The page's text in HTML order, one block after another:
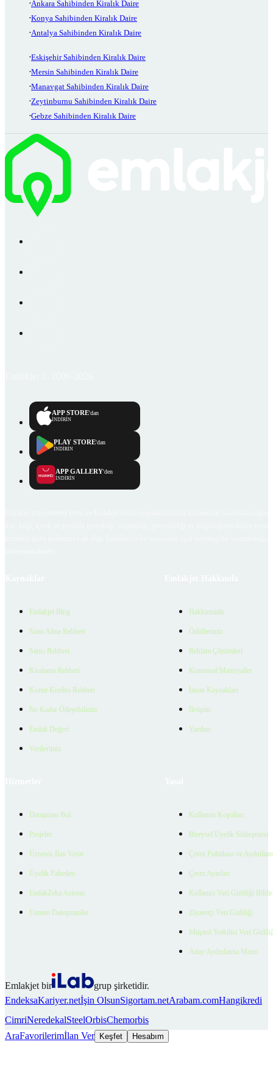
Ankara Sahibinden Kiralık Daire
Konya Sahibinden Kiralık Daire
Antalya Sahibinden Kiralık Daire
Eskişehir Sahibinden Kiralık Daire
Mersin Sahibinden Kiralık Daire
Manavgat Sahibinden Kiralık Daire
Zeytinburnu Sahibinden Kiralık Daire
Gebze Sahibinden Kiralık Daire
APP STORE'dan
İNDİRİN
PLAY STORE'dan
İNDİRİN
APP GALLERY'den
İNDİRİN
Emlakjet Blog
Satın Alma Rehberi
Satıcı Rehberi
Kiralama Rehberi
Konut Kredisi Rehberi
Ne Kadar Ödeyebilirim
Emlak Değeri
Verilerimiz
Hakkımızda
Ödüllerimiz
Reklam Çözümleri
Kurumsal Materyaller
İnsan Kaynakları
İletişim
Yardım
Danışman Bul
Projeler
Ücretsiz İlan Verin
Üyelik Paketleri
EmlakZeka Asistan
Uzman Danışmanlar
Kullanım Koşulları
Bireysel Üyelik Sözleşmesi
Çerez Politikası ve
Çerez Ayarları
Kullanıcı Veri Gizliliği
Ziyaretçi Veri Gizliliği
Müşteri Yetkilisi Veri
Aday Aydınlatma Metni
Emlakjet bir
grup şirketidir.
EndeksaKariyer.netİşin OlsunSigortam.netArabam.comHangikredi
CimriNeredekalSteelOrbisChemorbis
AraFavorilerimİlan Ver Keşfet Hesabım